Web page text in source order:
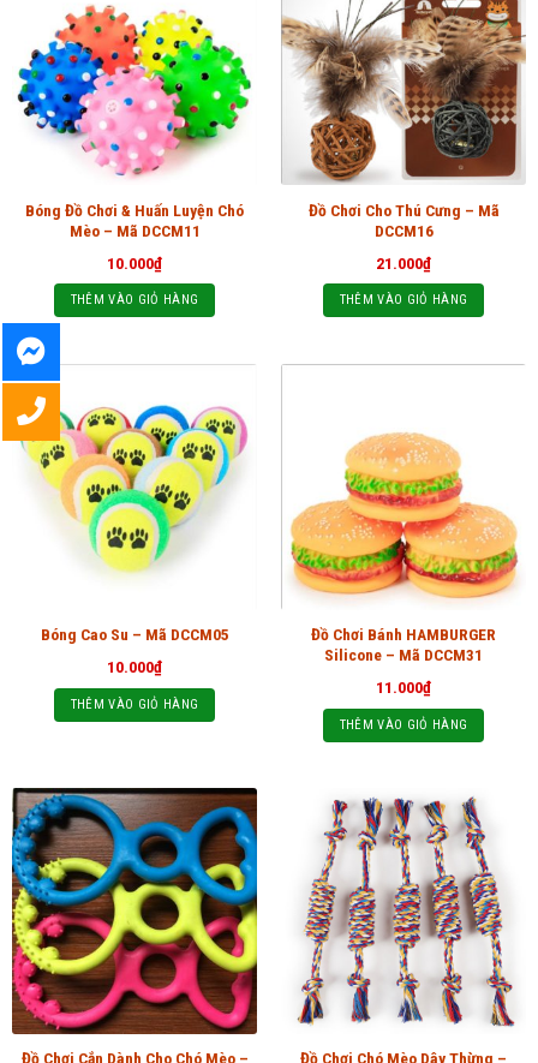
Bóng Đồ Chơi & Huấn Luyện Chó
Mèo – Mã DCCM11
10.000₫
THÊM VÀO GIỎ HÀNG
Đồ Chơi Cho Thú Cưng – Mã
DCCM16
21.000₫
THÊM VÀO GIỎ HÀNG
Bóng Cao Su – Mã DCCM05
10.000₫
THÊM VÀO GIỎ HÀNG
Đồ Chơi Bánh HAMBURGER
Silicone – Mã DCCM31
11.000₫
THÊM VÀO GIỎ HÀNG
Đồ Chơi Cắn Dành Cho Chó Mèo –
Đồ Chơi Chó Mèo Dây Thừng –